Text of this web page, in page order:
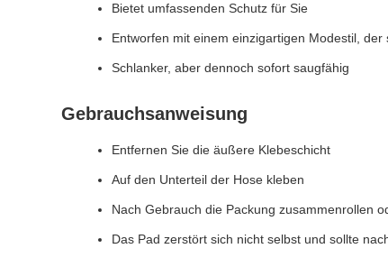
Bietet umfassenden Schutz für Sie
Entworfen mit einem einzigartigen Modestil,
Schlanker, aber dennoch sofort saugfähig
Gebrauchsanweisung
Entfernen Sie die äußere Klebeschicht
Auf den Unterteil der Hose kleben
Nach Gebrauch die Packung zusammenrollen
Das Pad zerstört sich nicht selbst und sollte